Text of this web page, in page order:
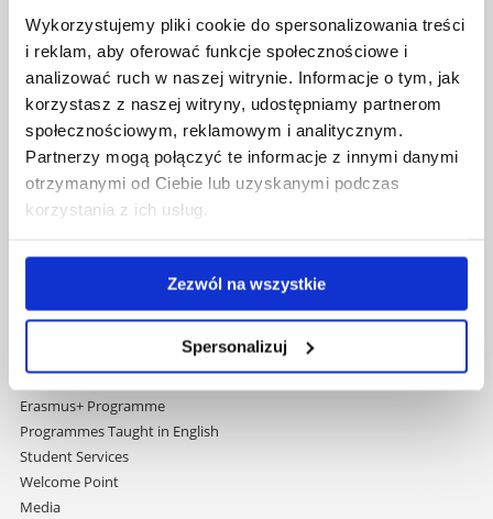
Wykorzystujemy pliki cookie do spersonalizowania treści
i reklam, aby oferować funkcje społecznościowe i
analizować ruch w naszej witrynie. Informacje o tym, jak
korzystasz z naszej witryny, udostępniamy partnerom
społecznościowym, reklamowym i analitycznym.
Partnerzy mogą połączyć te informacje z innymi danymi
otrzymanymi od Ciebie lub uzyskanymi podczas
korzystania z ich usług.
Zezwól na wszystkie
Spersonalizuj
University of Rzeszów
Al. Tadeusza Rejtana 16C
35-959 Rzeszów, Poland
Email:info@ur.edu.pl
Skip
navigation
Governance
Strategic Vision 2030
Faculties
Central Library
Rzeszów University Press
Erasmus+ Programme
Programmes Taught in English
Student Services
Welcome Point
Media